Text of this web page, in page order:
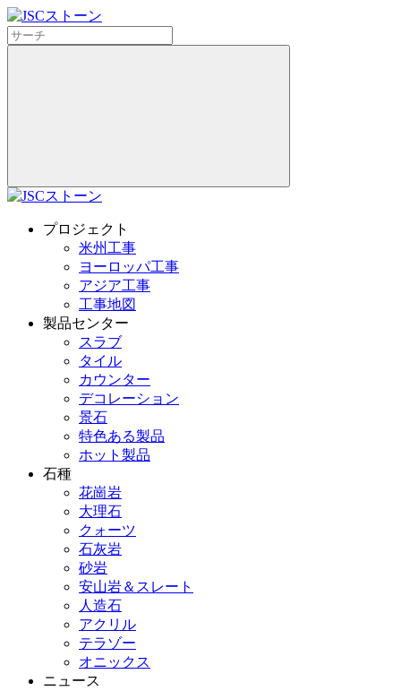
プロジェクト
米州工事
ヨーロッパ工事
アジア工事
工事地図
製品センター
スラブ
タイル
カウンター
デコレーション
景石
特色ある製品
ホット製品
石種
花崗岩
大理石
クォーツ
石灰岩
砂岩
安山岩＆スレート
人造石
アクリル
テラゾー
オニックス
ニュース